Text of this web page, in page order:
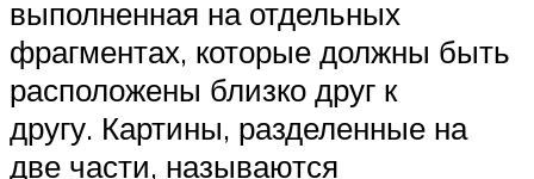
выполненная на отдельных
фрагментах, которые должны быть
расположены близко друг к
другу. Картины, разделенные на
две части, называются